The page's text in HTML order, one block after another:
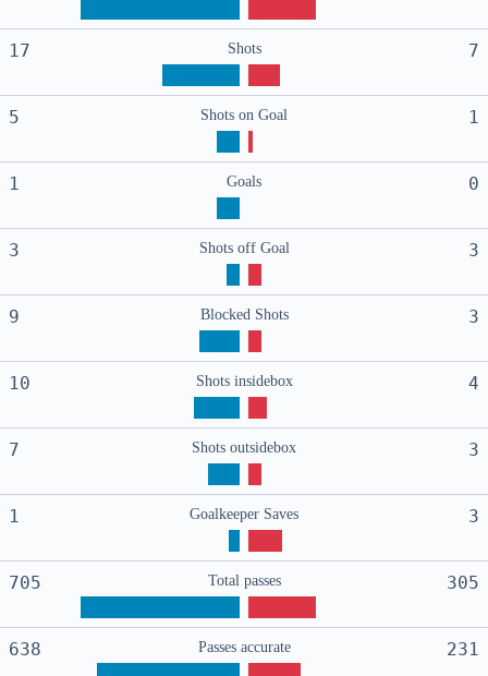
17 Shots 7
5 Shots on Goal 1
1 Goals 0
3 Shots off Goal 3
9 Blocked Shots 3
10 Shots insidebox 4
7 Shots outsidebox 3
1 Goalkeeper Saves 3
705 Total passes 305
638 Passes accurate 231